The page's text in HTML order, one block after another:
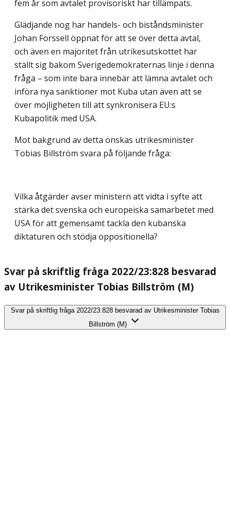
fem år som avtalet provisoriskt har tillämpats.
Glädjande nog har handels- och biståndsminister
Johan Forssell öppnat för att se över detta avtal,
och även en majoritet från utrikesutskottet har
ställt sig bakom Sverigedemokraternas linje i denna
fråga – som inte bara innebär att lämna avtalet och
införa nya sanktioner mot Kuba utan även att se
över möjligheten till att synkronisera EU:s
Kubapolitik med USA.
Mot bakgrund av detta önskas utrikesminister
Tobias Billström svara på följande fråga:
Vilka åtgärder avser ministern att vidta i syfte att
stärka det svenska och europeiska samarbetet med
USA för att gemensamt tackla den kubanska
diktaturen och stödja oppositionella?
Svar på skriftlig fråga 2022/23:828 besvarad
av Utrikesminister Tobias Billström (M)
Svar på skriftlig fråga 2022/23:828 besvarad av Utrikesminister Tobias
Billström (M)